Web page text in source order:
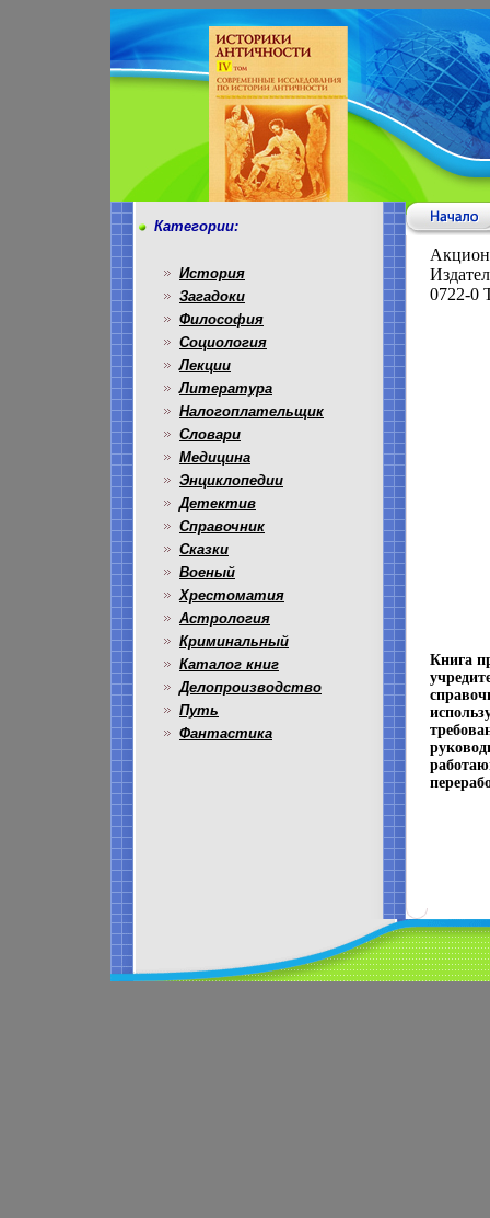
Категории:
История
Загадоки
Философия
Социология
Лекции
Литература
Налогоплательщик
Словари
Медицина
Энциклопедии
Детектив
Справочник
Сказки
Военый
Хрестоматия
Астрология
Криминальный
Каталог книг
Делопроизводство
Путь
Фантастика
0722-0
Книга